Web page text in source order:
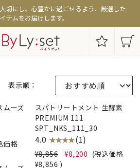
切にし、心豊かに過ごせるよう、厳選した
テムをお届けします。
表示順：
ムーズ
価格
NEW
スパトリートメント 生酵素
PREMIUM 111
SPT_NKS_111_30
4.0 ★ ★ ★ ★(1)
¥8,856 ¥8,200 (税込価格
¥8,856 )